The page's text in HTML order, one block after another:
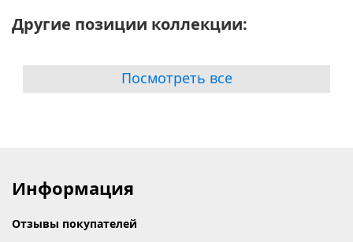
Другие позиции коллекции:
Посмотреть все
Информация
Отзывы покупателей